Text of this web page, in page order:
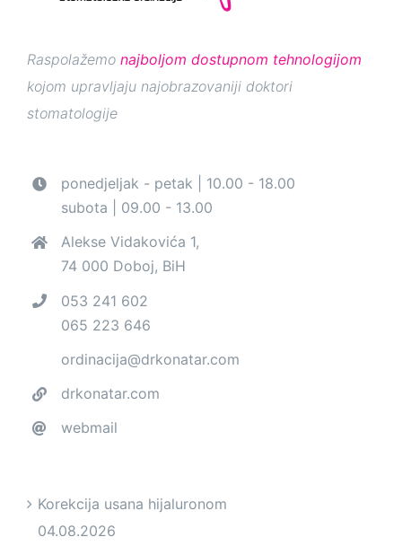
Raspolažemo najboljom dostupnom tehnologijom
kojom upravljaju najobrazovaniji doktori
stomatologije
ponedjeljak - petak | 10.00 - 18.00
subota | 09.00 - 13.00
Alekse Vidakovića 1,
74 000 Doboj, BiH
053 241 602
065 223 646
ordinacija@drkonatar.com
drkonatar.com
webmail
Korekcija usana hijaluronom
04.08.2026